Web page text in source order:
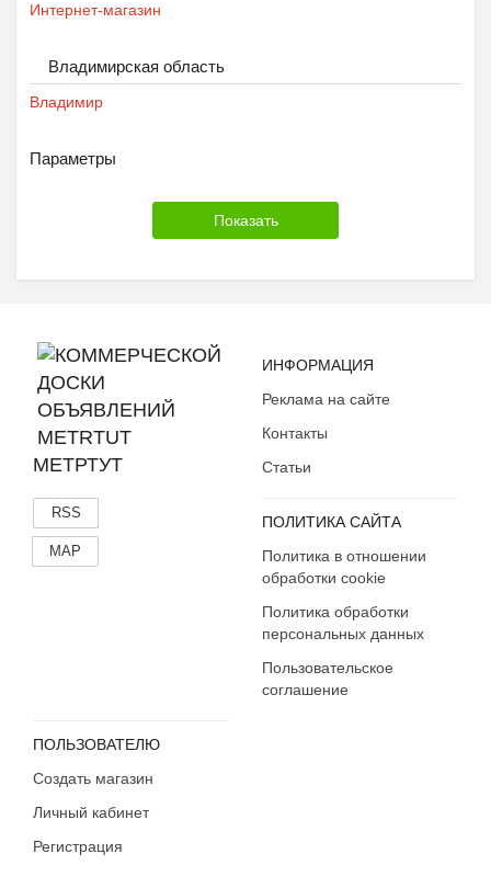
Интернет-магазин
Владимирская область
Владимир
Параметры
МЕТРТУТ
RSS
MAP
ИНФОРМАЦИЯ
Реклама на сайте
Контакты
Статьи
ПОЛИТИКА САЙТА
Политика в отношении
обработки cookie
Политика обработки
персональных данных
Пользовательское
соглашение
ПОЛЬЗОВАТЕЛЮ
Создать магазин
Личный кабинет
Регистрация